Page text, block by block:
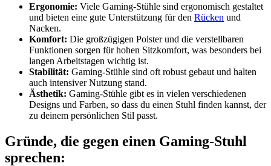
Ergonomie: Viele Gaming-Stühle sind ergonomisch gestaltet
und bieten eine gute Unterstützung für den Rücken und
Nacken.
Komfort: Die großzügigen Polster und die verstellbaren
Funktionen sorgen für hohen Sitzkomfort, was besonders bei
langen Arbeitstagen wichtig ist.
Stabilität: Gaming-Stühle sind oft robust gebaut und halten
auch intensiver Nutzung stand.
Ästhetik: Gaming-Stühle gibt es in vielen verschiedenen
Designs und Farben, so dass du einen Stuhl finden kannst, der
zu deinem persönlichen Stil passt.
Gründe, die gegen einen Gaming-Stuhl
sprechen: